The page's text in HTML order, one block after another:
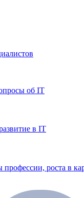
об IT
в IT
роста в